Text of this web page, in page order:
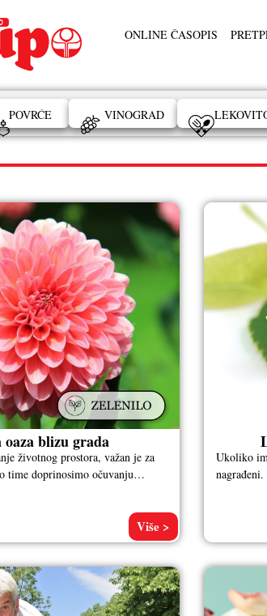
ONLINE ČASOPIS
POVRĆE VINOGRAD
BILJE
oaza blizu grada
životnog prostora, važan je za
time doprinosimo očuvanju
Više >
Ukoliko